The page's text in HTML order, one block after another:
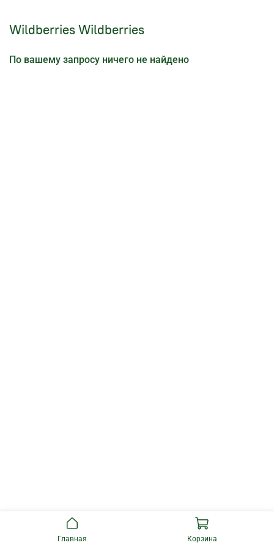
Wildberries Wildberries
По вашему запросу ничего не найдено
Главная Корзина